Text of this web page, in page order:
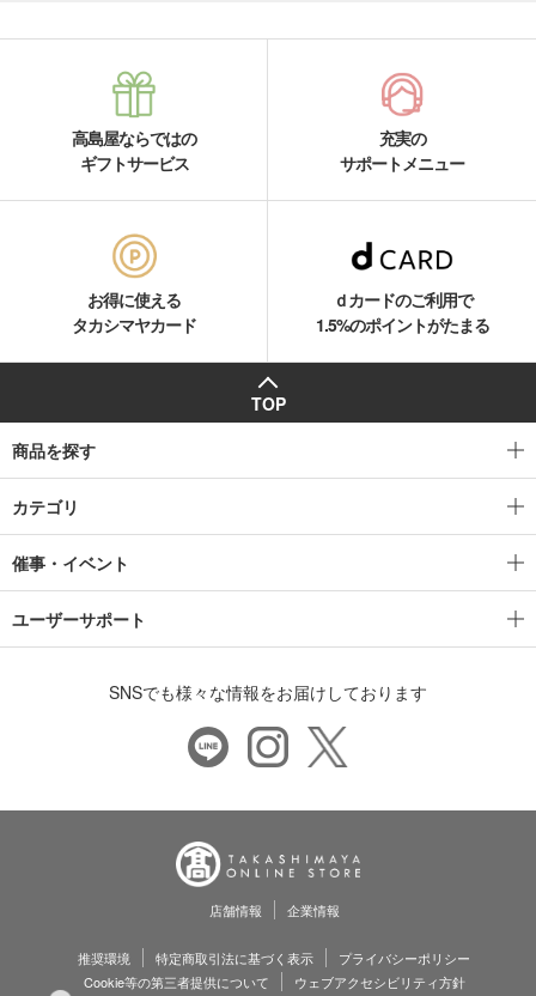
高島屋ならではの
ギフトサービス
充実の
サポートメニュー
お得に使える
タカシマヤカード
ｄカードのご利用で
1.5%のポイントがたまる
TOP
商品を探す
カテゴリ
催事・イベント
ユーザーサポート
SNSでも様々な情報をお届けしております
店舗情報 企業情報
推奨環境 特定商取引法に基づく表示
プライバシーポリシー
Cookie等の第三者提供について
ウェブアクセシビリティ方針